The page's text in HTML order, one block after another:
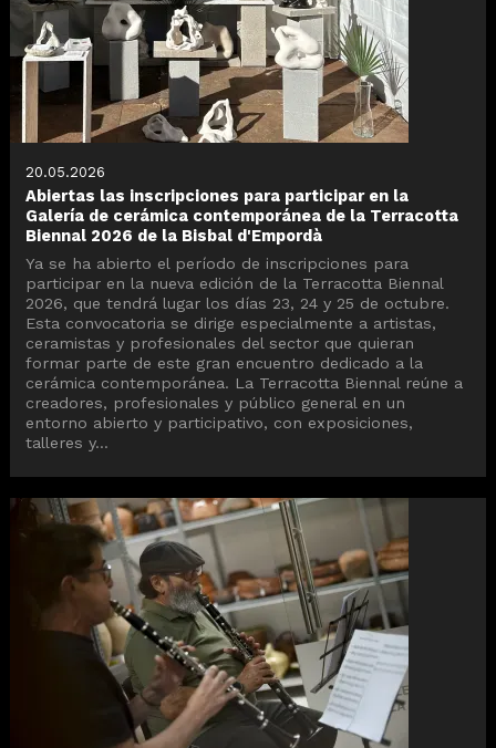
20.05.2026
Abiertas las inscripciones para participar en la
Galería de cerámica contemporánea de la Terracotta
Biennal 2026 de la Bisbal d'Empordà
Ya se ha abierto el período de inscripciones para
participar en la nueva edición de la Terracotta Biennal
2026, que tendrá lugar los días 23, 24 y 25 de octubre.
Esta convocatoria se dirige especialmente a artistas,
ceramistas y profesionales del sector que quieran
formar parte de este gran encuentro dedicado a la
cerámica contemporánea. La Terracotta Biennal reúne a
creadores, profesionales y público general en un
entorno abierto y participativo, con exposiciones,
talleres y...